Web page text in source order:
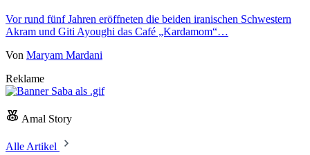
Vor rund fünf Jahren eröffneten die beiden iranischen Schwestern
Akram und Giti Ayoughi das Café „Kardamom“…
Von Maryam Mardani
Reklame
Amal Story
Alle Artikel